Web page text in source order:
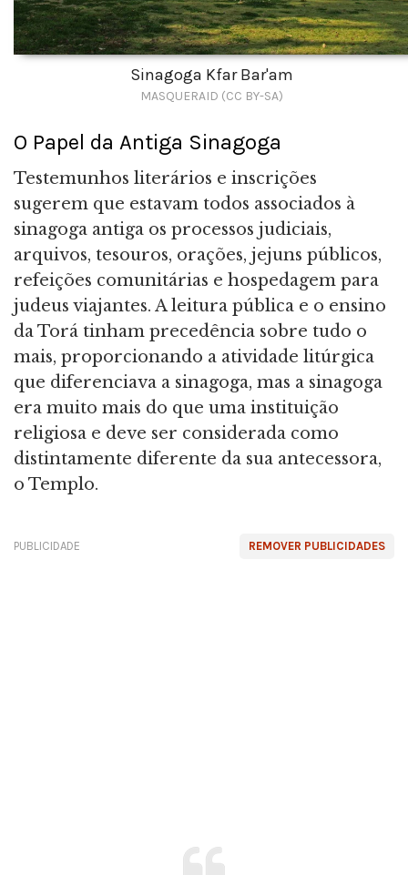
Sinagoga Kfar Bar'am
MASQUERAID (CC BY-SA)
O Papel da Antiga Sinagoga
Testemunhos literários e inscrições
sugerem que estavam todos associados à
sinagoga antiga os processos judiciais,
arquivos, tesouros, orações, jejuns públicos,
refeições comunitárias e hospedagem para
judeus viajantes. A leitura pública e o ensino
da Torá tinham precedência sobre tudo o
mais, proporcionando a atividade litúrgica
que diferenciava a sinagoga, mas a sinagoga
era muito mais do que uma instituição
religiosa e deve ser considerada como
distintamente diferente da sua antecessora,
o Templo.
REMOVER PUBLICIDADES
PUBLICIDADE